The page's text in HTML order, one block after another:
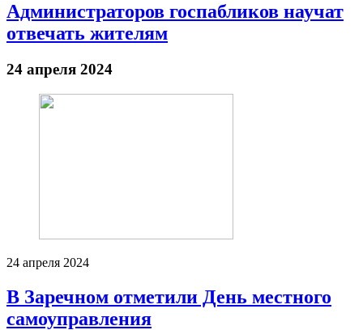
Администраторов госпабликов научат
отвечать жителям
24 апреля 2024
24 апреля 2024
В Заречном отметили День местного
самоуправления